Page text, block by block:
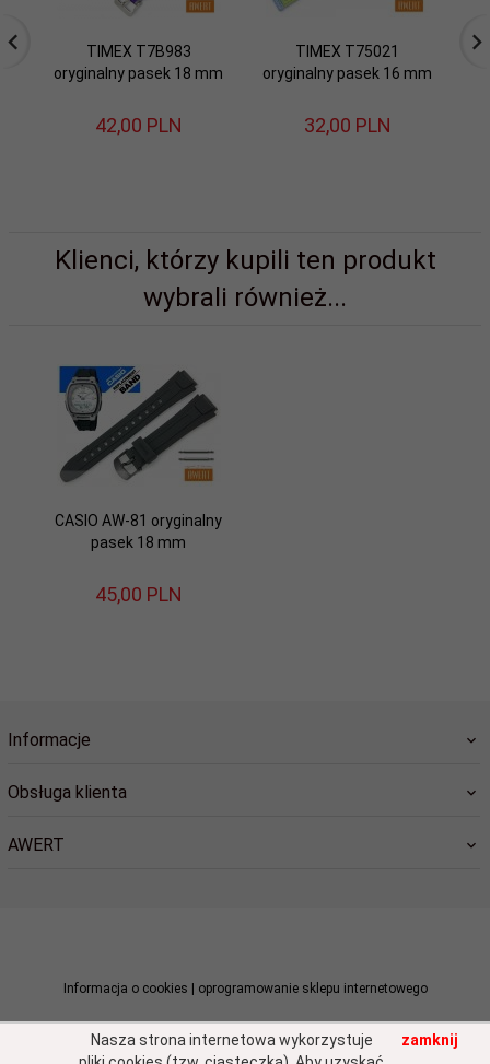
TIMEX T7B983
oryginalny pasek 18 mm
42,00 PLN
TIMEX T75021
oryginalny pasek 16 mm
32,00 PLN
Klienci, którzy kupili ten produkt
wybrali również...
CASIO AW-81 oryginalny
pasek 18 mm
45,00 PLN
Informacje
Obsługa klienta
AWERT
Informacja o cookies | oprogramowanie sklepu internetowego
Nasza strona internetowa wykorzystuje
zamknij